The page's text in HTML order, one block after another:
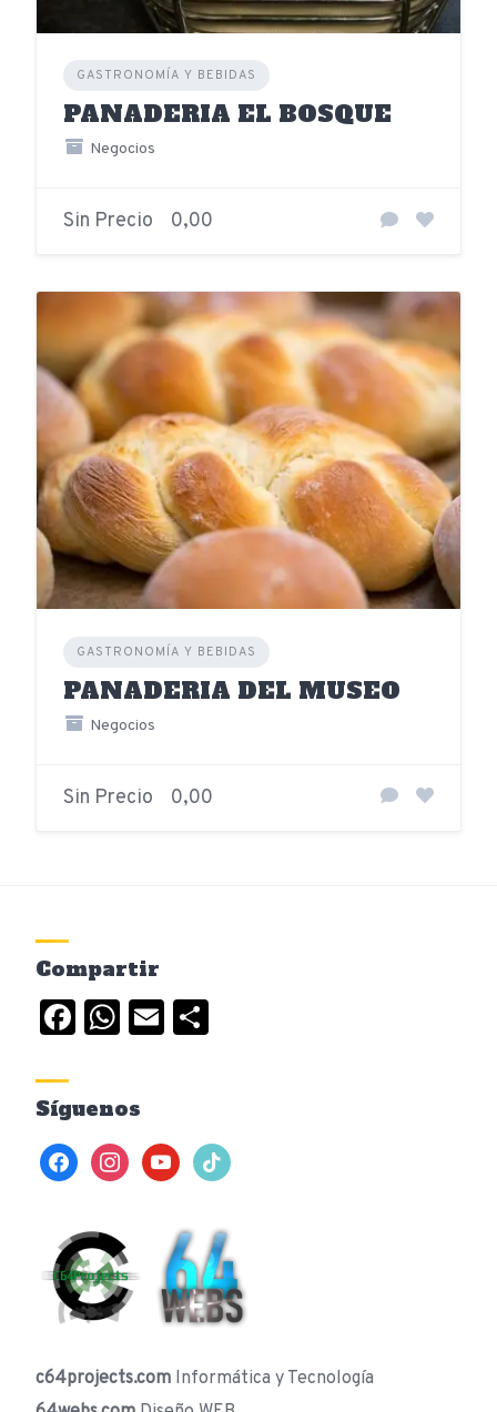
GASTRONOMÍA Y BEBIDAS
PANADERIA EL BOSQUE
Negocios
Sin Precio 0,00
GASTRONOMÍA Y BEBIDAS
PANADERIA DEL MUSEO
Negocios
Sin Precio 0,00
Compartir
Facebook
WhatsApp
Email
Síguenos
facebookinstagramyoutubetiktok
c64projects.com Informática y Tecnología